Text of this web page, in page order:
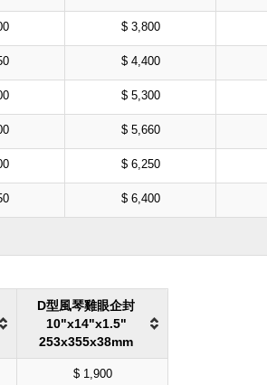
$ 3,800
$ 4,400
$ 5,300
$ 5,660
$ 6,250
$ 6,400
D型風琴雞眼企封
10"x14"x1.5"
253x355x38mm
$ 1,900